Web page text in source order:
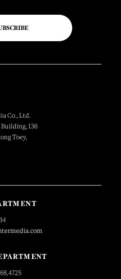
Co., Ltd.
136
Toey,